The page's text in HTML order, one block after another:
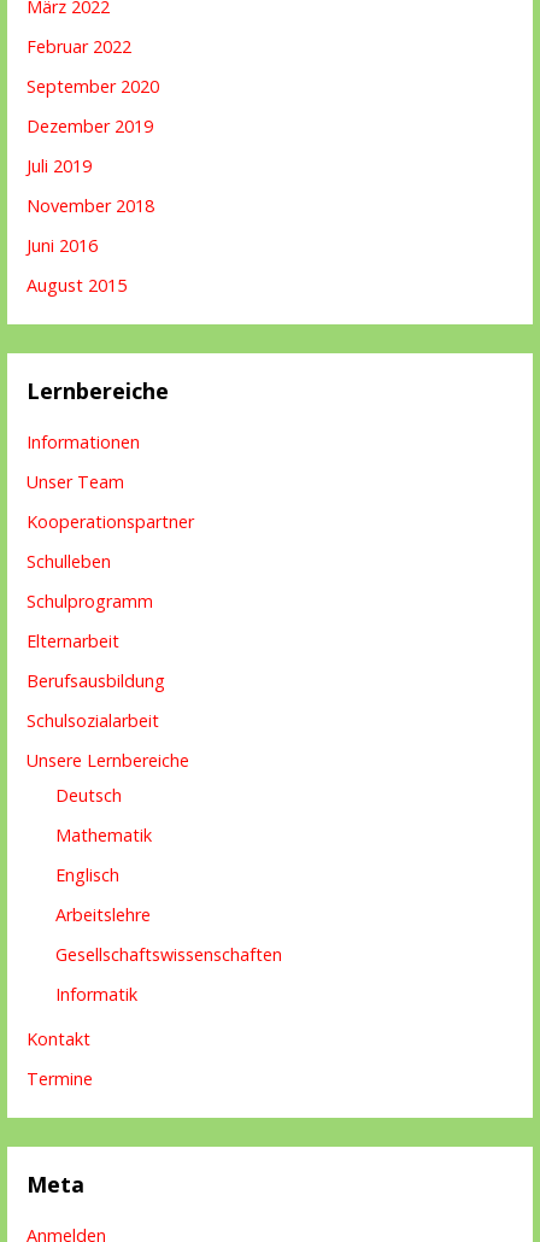
März 2022
Februar 2022
September 2020
Dezember 2019
Juli 2019
November 2018
Juni 2016
August 2015
Lernbereiche
Informationen
Unser Team
Kooperationspartner
Schulleben
Schulprogramm
Elternarbeit
Berufsausbildung
Schulsozialarbeit
Unsere Lernbereiche
Deutsch
Mathematik
Englisch
Arbeitslehre
Gesellschaftswissenschaften
Informatik
Kontakt
Termine
Meta
Anmelden